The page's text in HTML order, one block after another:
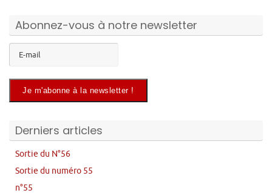
Abonnez-vous à notre newsletter
Derniers articles
Sortie du N°56
Sortie du numéro 55
n°55